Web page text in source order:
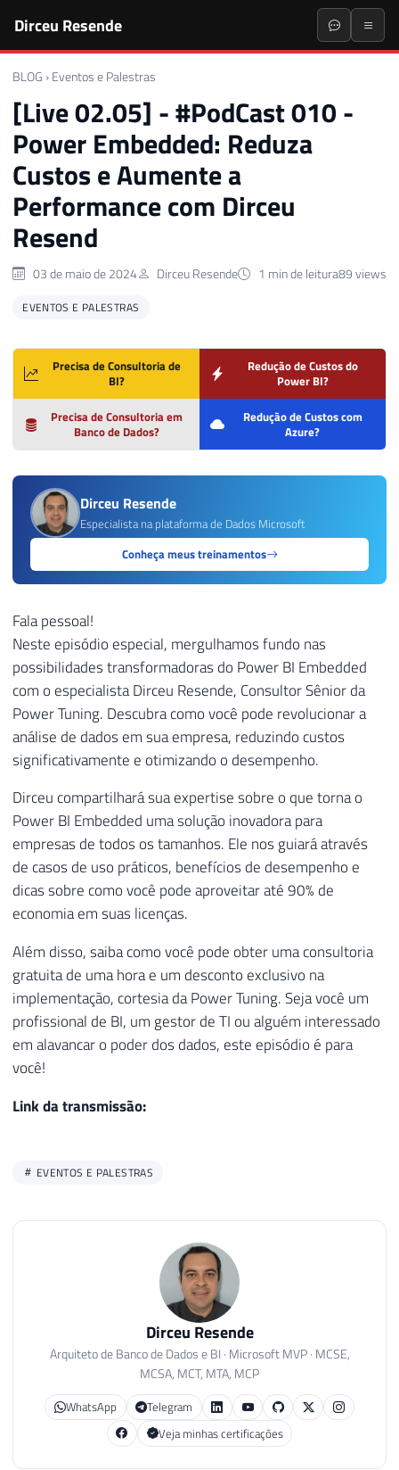
Dirceu Resende
BLOG › Eventos e Palestras
[Live 02.05] - #PodCast 010 -
Power Embedded: Reduza
Custos e Aumente a
Performance com Dirceu
Resend
03 de maio de 2024 Dirceu Resende 1 min de leitura89 views
EVENTOS E PALESTRAS
Precisa de Consultoria de
BI?
Redução de Custos do
Power BI?
Precisa de Consultoria em
Banco de Dados?
Redução de Custos com
Azure?
Dirceu Resende
Especialista na plataforma de Dados Microsoft
Conheça meus treinamentos
Fala pessoal!
Neste episódio especial, mergulhamos fundo nas
possibilidades transformadoras do Power BI Embedded
com o especialista Dirceu Resende, Consultor Sênior da
Power Tuning. Descubra como você pode revolucionar a
análise de dados em sua empresa, reduzindo custos
significativamente e otimizando o desempenho.
Dirceu compartilhará sua expertise sobre o que torna o
Power BI Embedded uma solução inovadora para
empresas de todos os tamanhos. Ele nos guiará através
de casos de uso práticos, benefícios de desempenho e
dicas sobre como você pode aproveitar até 90% de
economia em suas licenças.
Além disso, saiba como você pode obter uma consultoria
gratuita de uma hora e um desconto exclusivo na
implementação, cortesia da Power Tuning. Seja você um
profissional de BI, um gestor de TI ou alguém interessado
em alavancar o poder dos dados, este episódio é para
você!
Link da transmissão:
EVENTOS E PALESTRAS
Dirceu Resende
Arquiteto de Banco de Dados e BI · Microsoft MVP · MCSE,
MCSA, MCT, MTA, MCP
WhatsApp
Telegram
Veja minhas certificações